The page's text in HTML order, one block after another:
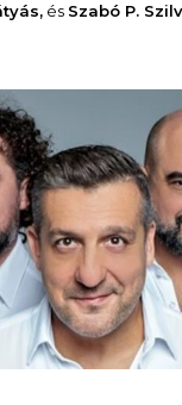
és Szabó P.